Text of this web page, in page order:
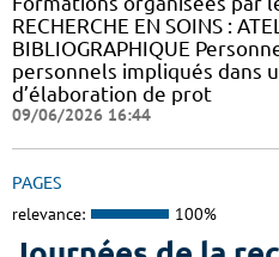
RECHERCHE EN SOINS :
BIBLIOGRAPHIQUE
personnels impliqués dans
d’élaboration de prot
09/06/2026 16:44
PAGES
relevance: 100%